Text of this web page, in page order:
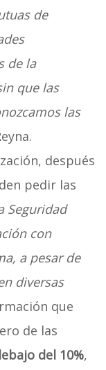
de
de la
que las
las
después
pedir las
Seguridad
con
a pesar de
diversas
que
de las
del 10%,